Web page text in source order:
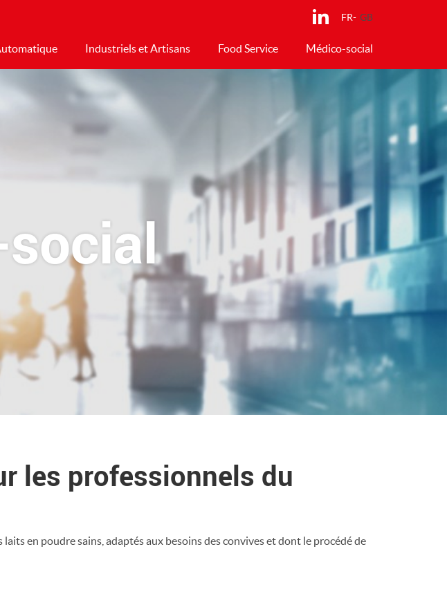
FR GB
Industriels et Artisans Food Service Médico-social
les professionnels du
en poudre sains, adaptés aux besoins des convives et dont le procédé de